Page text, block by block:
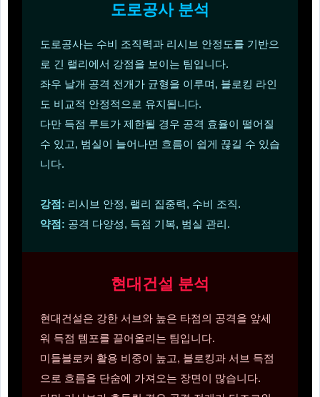
도로공사 분석
도로공사는 수비 조직력과 리시브 안정도를 기반으
로 긴 랠리에서 강점을 보이는 팀입니다.
좌우 날개 공격 전개가 균형을 이루며, 블로킹 라인
도 비교적 안정적으로 유지됩니다.
다만 득점 루트가 제한될 경우 공격 효율이 떨어질
수 있고, 범실이 늘어나면 흐름이 쉽게 끊길 수 있습
니다.
강점: 리시브 안정, 랠리 집중력, 수비 조직.
약점: 공격 다양성, 득점 기복, 범실 관리.
현대건설 분석
현대건설은 강한 서브와 높은 타점의 공격을 앞세
워 득점 템포를 끌어올리는 팀입니다.
미들블로커 활용 비중이 높고, 블로킹과 서브 득점
으로 흐름을 단숨에 가져오는 장면이 많습니다.